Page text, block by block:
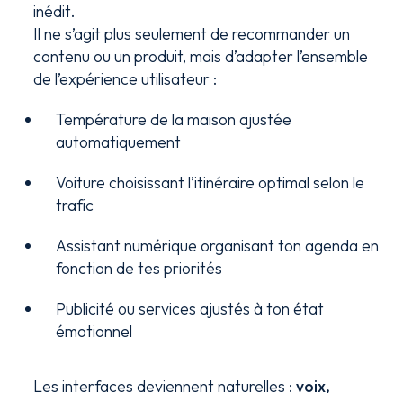
inédit.
Il ne s’agit plus seulement de recommander un
contenu ou un produit, mais d’adapter l’ensemble
de l’expérience utilisateur :
Température de la maison ajustée
automatiquement
Voiture choisissant l’itinéraire optimal selon le
trafic
Assistant numérique organisant ton agenda en
fonction de tes priorités
Publicité ou services ajustés à ton état
émotionnel
Les interfaces deviennent naturelles :voix,